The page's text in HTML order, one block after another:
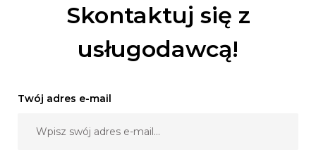
Skontaktuj się z
usługodawcą!
Twój adres e-mail